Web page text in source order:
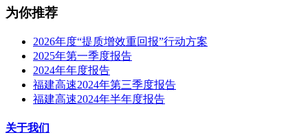
为你推荐
2026年度“提质增效重回报”行动方案
2025年第一季度报告
2024年年度报告
福建高速2024年第三季度报告
福建高速2024年半年度报告
关于我们